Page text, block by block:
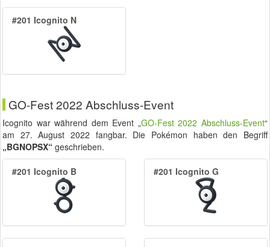
#201 Icognito N
GO-Fest 2022 Abschluss-Event
Icognito war während dem Event „GO-Fest 2022 Abschluss-Event“
am 27. August 2022 fangbar. Die Pokémon haben den Begriff
„BGNOPSX“ geschrieben.
#201 Icognito B #201 Icognito G